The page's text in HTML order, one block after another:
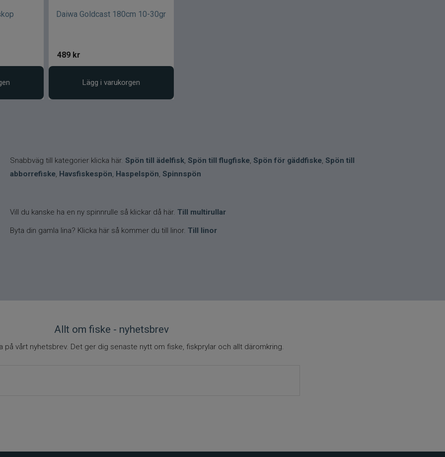
Daiwa Goldcast 180cm 10-30gr
489 kr
Lägg i varukorgen
Snabbväg till kategorier klicka här. Spön till ädelfisk, Spön till flugfiske, Spön för gäddfiske, Spön till
abborrefiske, Havsfiskespön, Haspelspön, Spinnspön
Vill du kanske ha en ny spinnrulle så klickar då här. Till multirullar
Byta din gamla lina? Klicka här så kommer du till linor. Till linor
Allt om fiske - nyhetsbrev
på vårt nyhetsbrev. Det ger dig senaste nytt om fiske, fiskprylar och allt däromkring.